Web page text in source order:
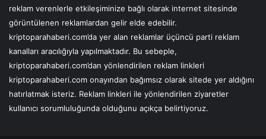
reklam verenlerle etkileşiminize bağlı olarak internet sitesinde
görüntülenen reklamlardan gelir elde edebilir.
kriptoparahaberi.com’da yer alan reklamlar üçüncü parti reklam
kanalları aracılığıyla yapılmaktadır. Bu sebeple,
kriptoparahaberi.com’dan yönlendirilen reklam linkleri
kriptoparahaberi.com onayından bağımsız olarak sitede yer aldığını
hatırlatmak isteriz. Reklam linkleri ile yönlendirilen ziyaretler
kullanıcı sorumluluğunda olduğunu açıkça belirtiyoruz.